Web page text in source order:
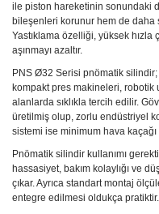
ile piston hareketinin sonundaki
bileşenleri korunur hem de daha
Yastıklama özelliği, yüksek hızla
aşınmayı azaltır.
PNS Ø32 Serisi pnömatik
kompakt pres makineleri, robotik
alanlarda sıklıkla tercih edilir.
üretilmiş olup, zorlu endüstriyel
sistemi ise minimum hava
Pnömatik silindir kullanımı
hassasiyet, bakım kolaylığı ve
çıkar. Ayrıca standart montaj
entegre edilmesi oldukça pratiktir.